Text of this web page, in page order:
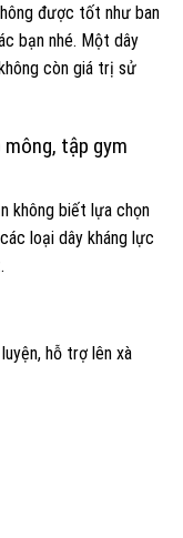
được tốt như ban
bạn nhé. Một dây
còn giá trị sử
tập gym
không biết lựa chọn
loại dây kháng lực
hỗ trợ lên xà